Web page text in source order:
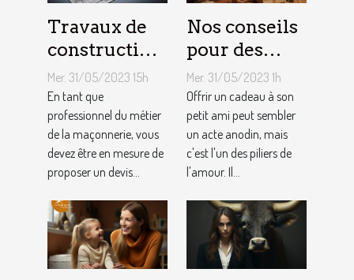
Travaux de
construction
d’une maison
: Comment
établir le
devis avec un
artisan
maçon ?
Mer. 31/05/2023 15h
En tant que
professionnel du métier
de la maçonnerie, vous
devez être en mesure de
proposer un devis...
Nos conseils
pour des
cadeaux
idéaux et
originaux
pour votre
petit ami
Mer. 31/05/2023 1h
Offrir un cadeau à son
petit ami peut sembler
un acte anodin, mais
c'est l'un des piliers de
l'amour. Il...